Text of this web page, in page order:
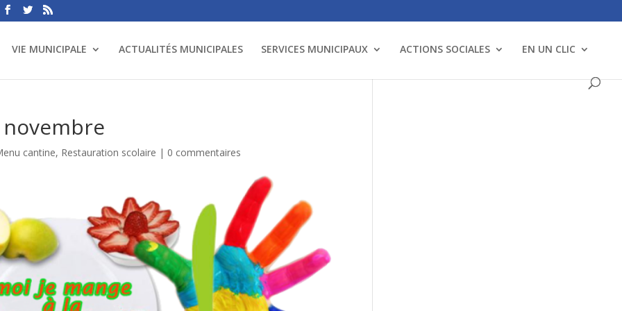
VIE MUNICIPALE ACTUALITÉS MUNICIPALES SERVICES MUNICIPAUX ACTIONS SOCIALES EN UN CLIC
cantine, Restauration scolaire | 0 commentaires